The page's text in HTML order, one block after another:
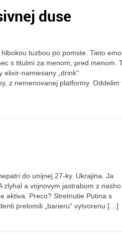
duse
tuzbou po pomste. Tieto
s titulmi za menom, pred menom.
namiesany „drink“
z nemenovanej platformy. Oddelim
do unijnej 27-ky. Ukrajina. Ja
a vojnovym jastrabom z nasho
aktiva. Preco? Stretnutie Putina s
prelomili „barieru“ vytvorenu […]